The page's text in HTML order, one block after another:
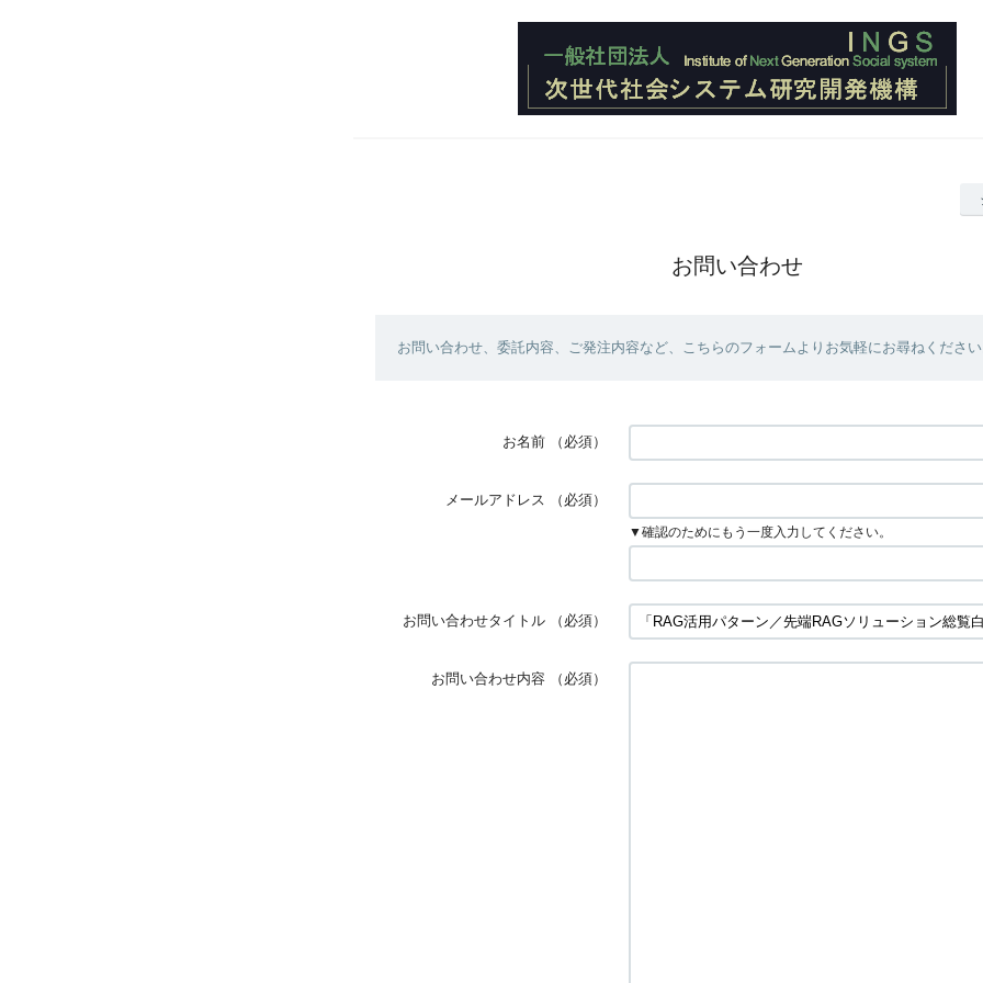
お問い合わせ
お問い合わせ、委託内容、ご発注内容など、こちらのフォームよりお気軽にお尋ねください
お名前 （必須）
メールアドレス （必須）
▼確認のためにもう一度入力してください。
お問い合わせタイトル （必須）
お問い合わせ内容 （必須）